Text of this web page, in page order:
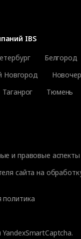
IBS
Белгород
Новгород
Таганрог Тюмень
и правовые аспекты
сайта на
политика